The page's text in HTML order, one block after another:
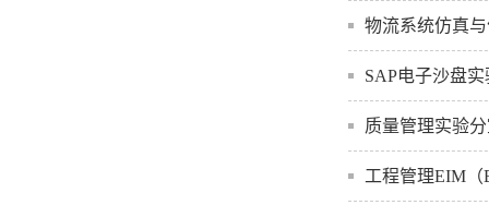
物流系统仿真
SAP电子沙盘
质量管理实验
工程管理EIM